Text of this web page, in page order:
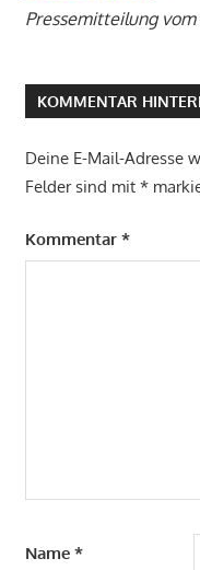
Pressemitteilung vom
KOMMENTAR
Deine E-Mail-Adresse
Felder sind mit *
Kommentar *
Name *